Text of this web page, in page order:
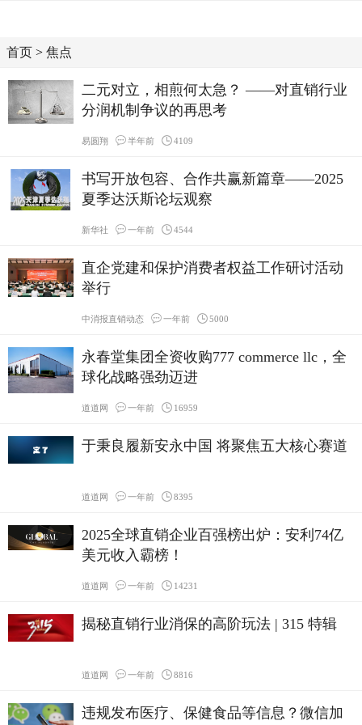
首页 > 焦点
二元对立，相煎何太急？ ——对直销行业
分润机制争议的再思考
易圆翔 半年前 4109
书写开放包容、合作共赢新篇章——2025
夏季达沃斯论坛观察
新华社 一年前 4544
直企党建和保护消费者权益工作研讨活动
举行
中消报直销动态 一年前 5000
永春堂集团全资收购777 commerce llc，全
球化战略强劲迈进
道道网 一年前 16959
于秉良履新安永中国 将聚焦五大核心赛道
道道网 一年前 8395
2025全球直销企业百强榜出炉：安利74亿
美元收入霸榜！
道道网 一年前 14231
揭秘直销行业消保的高阶玩法 | 315 特辑
道道网 一年前 8816
违规发布医疗、保健食品等信息？微信加